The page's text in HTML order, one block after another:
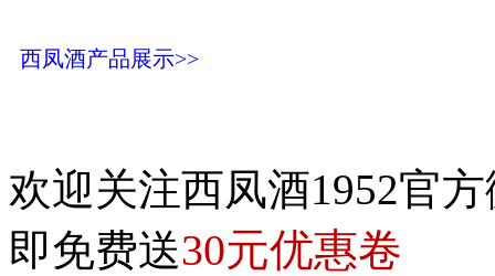
西凤酒产品展示>>
欢迎关注西凤酒1952官
即免费送30元优惠卷